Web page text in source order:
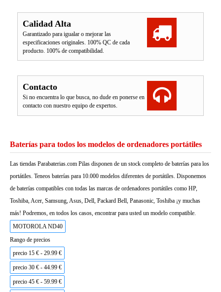
Calidad Alta
Garantizado para igualar o mejorar las
especificaciones originales. 100% QC de cada
producto. 100% de compatibilidad.
Contacto
Si no encuentra lo que busca, no dude en ponerse en
contacto con nuestro equipo de expertos.
Baterías para todos los modelos de ordenadores portátiles
Las tiendas Parabaterias.com Pilas disponen de un stock completo de baterías para los
portátiles. Teneos baterías para 10.000 modelos diferentes de portátiles. Disponemos
de baterías compatibles con todas las marcas de ordenadores portátiles como HP,
Toshiba, Acer, Samsung, Asus, Dell, Packard Bell, Panasonic, Toshiba ¡y muchas
más! Podremos, en todos los casos, encontrar para usted un modelo compatible.
MOTOROLA ND40
Rango de precios
precio 15 € - 29.99 €
precio 30 € - 44.99 €
precio 45 € - 59.99 €